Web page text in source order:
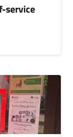
service